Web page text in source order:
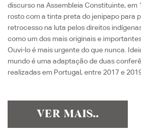
discurso na Assembleia Constituinte, em
rosto com a tinta preta do jenipapo para
retrocesso na luta pelos direitos
como um dos mais originais e
Ouvi-lo é mais urgente do que nunca.
mundo é uma adaptação de duas
realizadas em Portugal, entre 2017 e
VER MAIS..